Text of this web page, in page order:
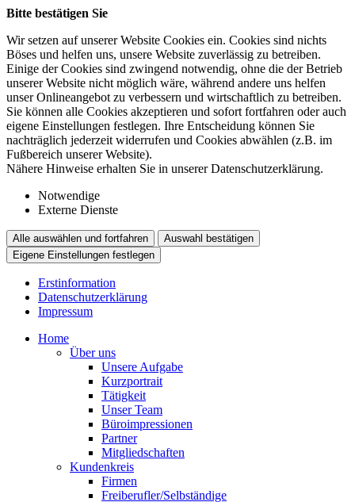
Bitte bestätigen Sie
Wir setzen auf unserer Website Cookies ein. Cookies sind nichts
Böses und helfen uns, unsere Website zuverlässig zu betreiben.
Einige der Cookies sind zwingend notwendig, ohne die der Betrieb
unserer Website nicht möglich wäre, während andere uns helfen
unser Onlineangebot zu verbessern und wirtschaftlich zu betreiben.
Sie können alle Cookies akzeptieren und sofort fortfahren oder auch
eigene Einstellungen festlegen. Ihre Entscheidung können Sie
nachträglich jederzeit widerrufen und Cookies abwählen (z.B. im
Fußbereich unserer Website).
Nähere Hinweise erhalten Sie in unserer Datenschutzerklärung.
Notwendige
Externe Dienste
Alle auswählen und fortfahren
Auswahl bestätigen
Eigene Einstellungen festlegen
Erstinformation
Datenschutzerklärung
Impressum
Home
Über uns
Unsere Aufgabe
Kurzportrait
Tätigkeit
Unser Team
Büroimpressionen
Partner
Mitgliedschaften
Kundenkreis
Firmen
Freiberufler/Selbständige